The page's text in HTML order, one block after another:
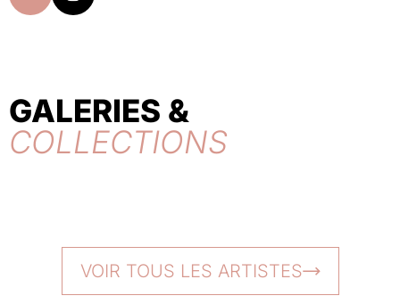
GALERIES &
COLLECTIONS
VOIR TOUS LES ARTISTES